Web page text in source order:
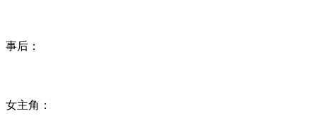
事后：
女主角：